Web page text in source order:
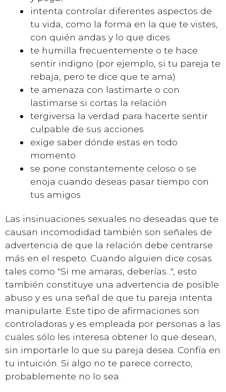
intenta controlar diferentes aspectos de
tu vida, como la forma en la que te vistes,
con quién andas y lo que dices
te humilla frecuentemente o te hace
sentir indigno (por ejemplo, si tu pareja te
rebaja, pero te dice que te ama)
te amenaza con lastimarte o con
lastimarse si cortas la relación
tergiversa la verdad para hacerte sentir
culpable de sus acciones
exige saber dónde estas en todo
momento
se pone constantemente celoso o se
enoja cuando deseas pasar tiempo con
tus amigos
Las insinuaciones sexuales no deseadas que te
causan incomodidad también son señales de
advertencia de que la relación debe centrarse
más en el respeto. Cuando alguien dice cosas
tales como "Si me amaras, deberías...", esto
también constituye una advertencia de posible
abuso y es una señal de que tu pareja intenta
manipularte. Este tipo de afirmaciones son
controladoras y es empleada por personas a las
cuales sólo les interesa obtener lo que desean,
sin importarle lo que su pareja desea. Confía en
tu intuición. Si algo no te parece correcto,
probablemente no lo sea.